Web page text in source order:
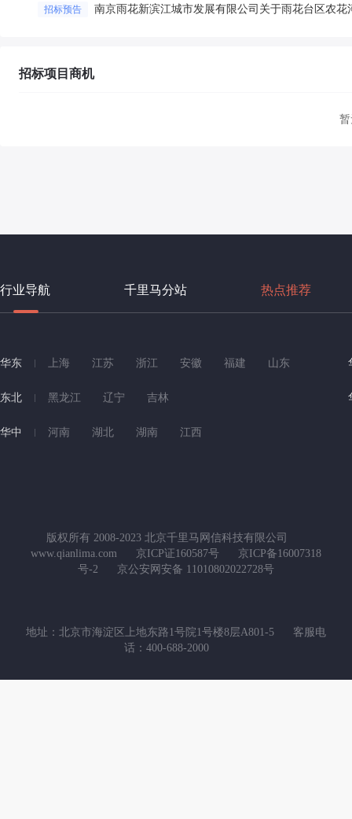
招标预告
招标项目商机
行业导航 千里马分站 热点推荐
华东 上海 江苏 浙江 安徽 福建 山东
东北 黑龙江 辽宁 吉林
华中 河南 湖北 湖南 江西
版权所有 2008-2023 北京千里马网信科技有限公司
www.qianlima.com
京ICP证160587号
京ICP备16007318
号-2
京公安网安备 11010802022728号
地址：北京市海淀区上地东路1号院1号楼8层A801-5
客服电
话：400-688-2000